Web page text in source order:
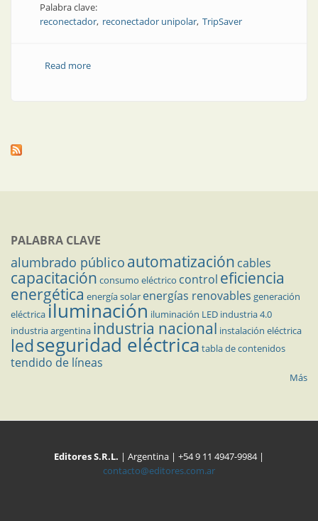
Palabra clave:
reconectador reconectador unipolar TripSaver
Read moreabout Producto | Reconectador unipolar en vacío
PALABRA CLAVE
alumbrado público automatización cables
capacitación consumo eléctrico control eficiencia
energética energía solar energías renovables generación
eléctricailuminación iluminación LED industria 4.0
industria argentina industria nacional instalación eléctrica
ledseguridad eléctrica tabla de contenidos
tendido de líneas
Más
Editores S.R.L. | Argentina | +54 9 11 4947-9984 |
contacto@editores.com.ar